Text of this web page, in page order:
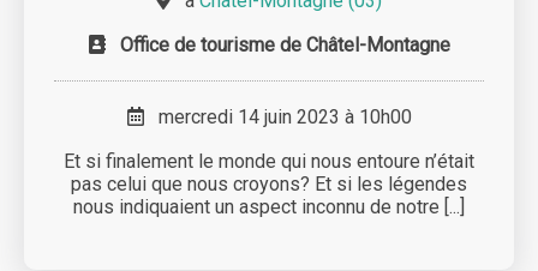
Office de tourisme de Châtel-Montagne
mercredi 14 juin 2023 à 10h00
Et si finalement le monde qui nous entoure n’était
pas celui que nous croyons? Et si les légendes
nous indiquaient un aspect inconnu de notre [...]